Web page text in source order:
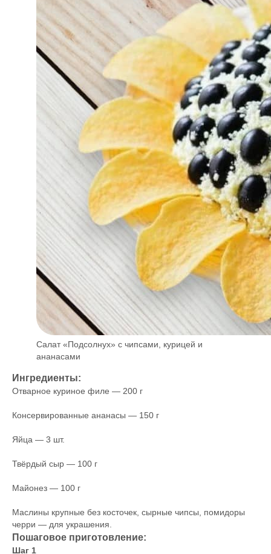
Салат «Подсолнух» с чипсами, курицей и
ананасами
Ингредиенты:
Отварное куриное филе — 200 г
Консервированные ананасы — 150 г
Яйца — 3 шт.
Твёрдый сыр — 100 г
Майонез — 100 г
Маслины крупные без косточек, сырные чипсы, помидоры
черри — для украшения.
Пошаговое приготовление:
Шаг 1